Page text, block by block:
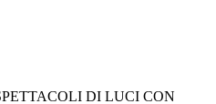
DI LUCI CON